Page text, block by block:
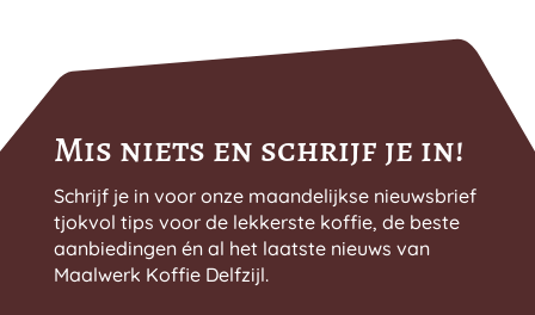
Mis niets en schrijf je in!
Schrijf je in voor onze maandelijkse nieuwsbrief
tjokvol tips voor de lekkerste koffie, de beste
aanbiedingen én al het laatste nieuws van
Maalwerk Koffie Delfzijl.